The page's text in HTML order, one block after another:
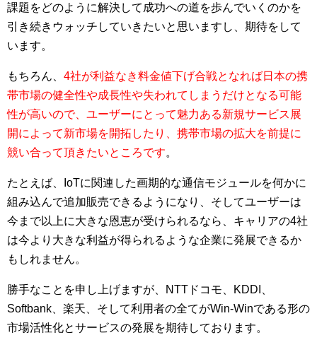
課題をどのように解決して成功への道を歩んでいくのかを
引き続きウォッチしていきたいと思いますし、期待をして
います。
もちろん、 4社が利益なき料金値下げ合戦となれば日本の携
帯市場の健全性や成長性や失われてしまうだけとなる可能
性が高いので、ユーザーにとって魅力ある新規サービス展
開によって新市場を開拓したり、携帯市場の拡大を前提に
競い合って頂きたいところです。
たとえば、IoTに関連した画期的な通信モジュールを何かに
組み込んで追加販売できるようになり、そしてユーザーは
今まで以上に大きな恩恵が受けられるなら、キャリアの4社
は今より大きな利益が得られるような企業に発展できるか
もしれません。
勝手なことを申し上げますが、NTTドコモ、KDDI、
Softbank、楽天、そして利用者の全てがWin-Winである形の
市場活性化とサービスの発展を期待しております。